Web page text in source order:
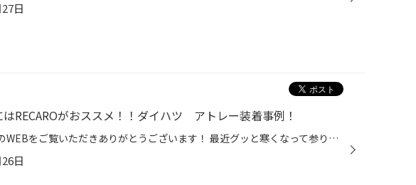
日
RECAROがおススメ！！ダイハツ アトレー装着事例！
いつも当店のWEBをご覧いただきありがとうございます！ 最近グッと寒くなって参りまして、スタッドレスの交換作業予約もかなり多くいただいております。 連日待ち時間が発生してしまい大変申し訳なく思っております。 ご協力いただいている皆様にこの場をお借りして感謝申し上げます。 そんな忙しい...
日